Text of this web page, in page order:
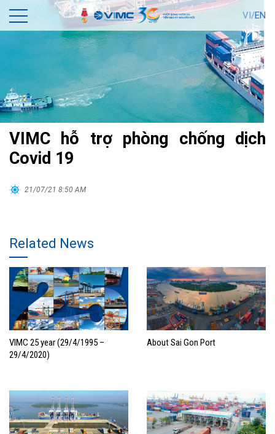
VI/EN
VIMC hỗ trợ phòng chống dịch
Covid 19
21/07/21 8:50 AM
Related News
VIMC 25 year (29/4/1995 –
29/4/2020)
About Sai Gon Port